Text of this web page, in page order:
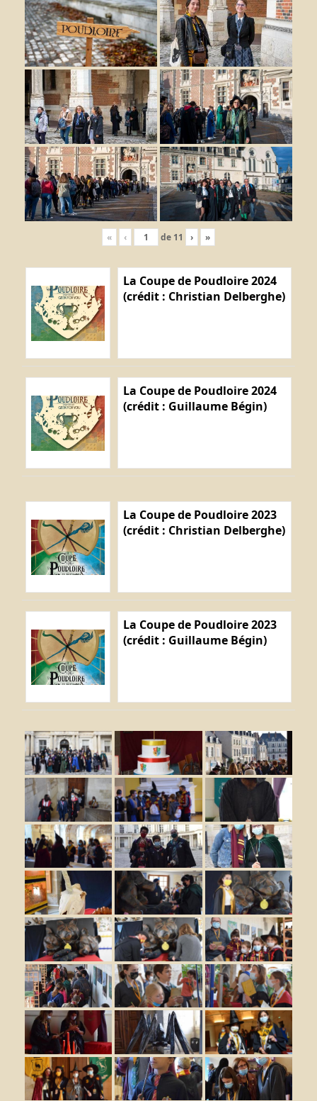
« ‹ de 11 › »
La Coupe de Poudloire 2024
(crédit : Christian Delberghe)
La Coupe de Poudloire 2024
(crédit : Guillaume Bégin)
La Coupe de Poudloire 2023
(crédit : Christian Delberghe)
La Coupe de Poudloire 2023
(crédit : Guillaume Bégin)